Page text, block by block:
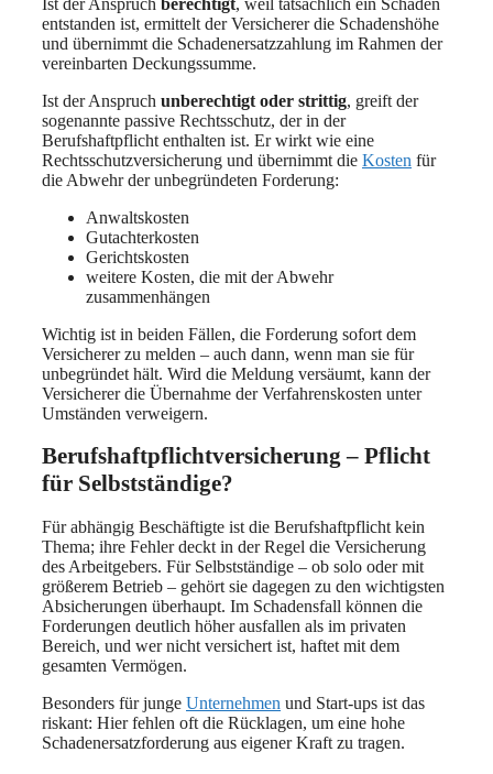
Ist der Anspruch berechtigt, weil tatsächlich ein Schaden
entstanden ist, ermittelt der Versicherer die Schadenshöhe
und übernimmt die Schadenersatzzahlung im Rahmen der
vereinbarten Deckungssumme.
Ist der Anspruch unberechtigt oder strittig, greift der
sogenannte passive Rechtsschutz, der in der
Berufshaftpflicht enthalten ist. Er wirkt wie eine
Rechtsschutzversicherung und übernimmt die Kosten für
die Abwehr der unbegründeten Forderung:
Anwaltskosten
Gutachterkosten
Gerichtskosten
weitere Kosten, die mit der Abwehr
zusammenhängen
Wichtig ist in beiden Fällen, die Forderung sofort dem
Versicherer zu melden – auch dann, wenn man sie für
unbegründet hält. Wird die Meldung versäumt, kann der
Versicherer die Übernahme der Verfahrenskosten unter
Umständen verweigern.
Berufshaftpflichtversicherung – Pflicht
für Selbstständige?
Für abhängig Beschäftigte ist die Berufshaftpflicht kein
Thema; ihre Fehler deckt in der Regel die Versicherung
des Arbeitgebers. Für Selbstständige – ob solo oder mit
größerem Betrieb – gehört sie dagegen zu den wichtigsten
Absicherungen überhaupt. Im Schadensfall können die
Forderungen deutlich höher ausfallen als im privaten
Bereich, und wer nicht versichert ist, haftet mit dem
gesamten Vermögen.
Besonders für junge Unternehmen und Start-ups ist das
riskant: Hier fehlen oft die Rücklagen, um eine hohe
Schadenersatzforderung aus eigener Kraft zu tragen.